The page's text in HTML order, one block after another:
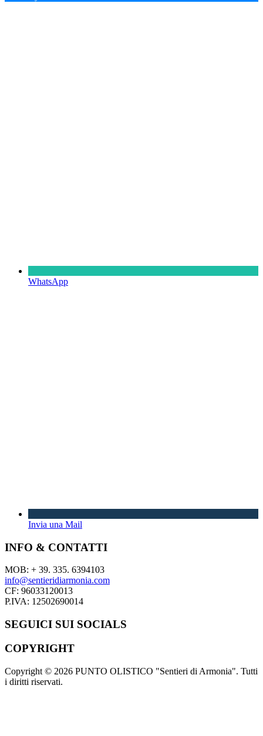
WhatsApp
Invia una Mail
INFO & CONTATTI
MOB: + 39. 335. 6394103
info@sentieridiarmonia.com
CF: 96033120013
P.IVA: 12502690014
SEGUICI SUI SOCIALS
COPYRIGHT
Copyright © 2026 PUNTO OLISTICO "Sentieri di Armonia". Tutti
i diritti riservati.